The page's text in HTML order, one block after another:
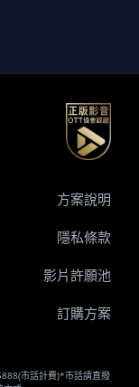
市話計費)*市話請直撥
方案說明
隱私條款
影片許願池
訂購方案